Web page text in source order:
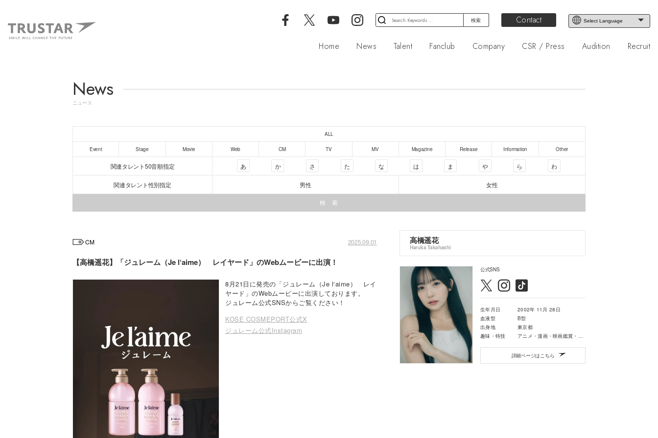
検
索
象:
Contact
Home News Talent Fanclub Company CSR / Press Audition Recruit
News
ニュース
ALL
Event Stage Movie Web CM TV MV Magazine Release Information Other
関連タレント50音順指定 あ か さ た な は ま や ら わ
関連タレント性別指定 男性 女性
CM 2025.09.01
【高橋遥花】「ジュレーム（Je l‘aime） レイヤード」のWebムービーに出演！
8月21日に発売の「ジュレーム（Je l‘aime） レイ
ヤード」のWebムービーに出演しております。
ジュレーム公式SNSからご覧ください！
KOSE COSMEPORT公式X
ジュレーム公式Instagram
高橋遥花
Haruka Takahashi
公式SNS
生年月日
2002年 11月 28日
血液型
B型
出身地
東京都
趣味・特技
アニメ・漫画・映画鑑賞・旅行・歌・ダンス・描画・どこでも寝られるところ
詳細ページはこちら